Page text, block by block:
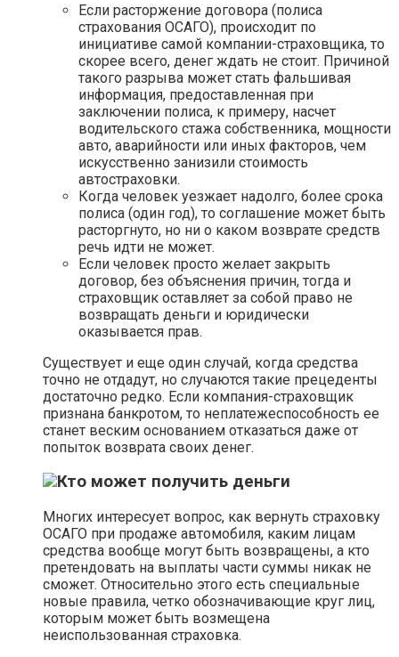
Если расторжение договора (полиса
страхования ОСАГО), происходит по
инициативе самой компании-страховщика, то
скорее всего, денег ждать не стоит. Причиной
такого разрыва может стать фальшивая
информация, предоставленная при
заключении полиса, к примеру, насчет
водительского стажа собственника, мощности
авто, аварийности или иных факторов, чем
искусственно занизили стоимость
автостраховки.
Когда человек уезжает надолго, более срока
полиса (один год), то соглашение может быть
расторгнуто, но ни о каком возврате средств
речь идти не может.
Если человек просто желает закрыть
договор, без объяснения причин, тогда и
страховщик оставляет за собой право не
возвращать деньги и юридически
оказывается прав.
Существует и еще один случай, когда средства
точно не отдадут, но случаются такие прецеденты
достаточно редко. Если компания-страховщик
признана банкротом, то неплатежеспособность ее
станет веским основанием отказаться даже от
попыток возврата своих денег.
Кто может получить деньги
Многих интересует вопрос, как вернуть страховку
ОСАГО при продаже автомобиля, каким лицам
средства вообще могут быть возвращены, а кто
претендовать на выплаты части суммы никак не
сможет. Относительно этого есть специальные
новые правила, четко обозначивающие круг лиц,
которым может быть возмещена
неиспользованная страховка.